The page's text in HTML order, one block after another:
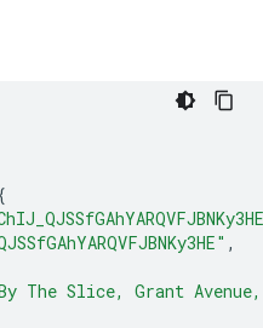
,
The Slice, Grant